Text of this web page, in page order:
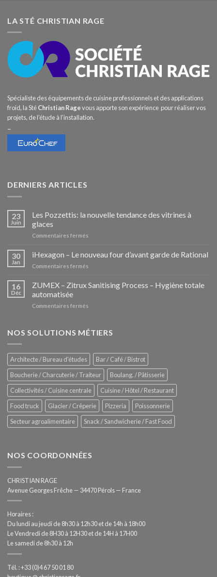
LA STÉ CHRISTIAN RAGE
Spécialiste des équipements de cuisine professionnels et des applications
froid, la StéChristian Ragevous apporte son expérience pour réaliser vos
projets, de l’étude à l’installation.
–
DERNIERS ARTICLES
23
Juin
Les Pozzettis: la nouvelle tendance des vitrines à
glaces
Commentaires fermés
Pozzettis:
la
des
30
Jan
iHexagon – Le nouveau four d’avant garde de Rational
Commentaires fermés
–
Le
de
16
Déc
ZUMEX – Zitrux Sanitising Process – Hygiène totale
automatisée
Commentaires fermés
Zitrux
–
Hygiène
totale
automatisée
NOS SOLUTIONS MÉTIERS
Architecte / Bureau d'études
Bar / Café / Bistrot
Boucherie / Charcuterie / Traiteur
Boulang. / Pâtisserie
Collectivités / Cuisine centrale
Cuisine / Hôtel / Restaurant
Food truck
Glacier / Crêperie Pizzeria
Poissonnerie
Secteur agroalimentaire
Snack / Sandwicherie / Fast Food
NOS COORDONNÉES
CHRISTIAN RAGE
Avenue Georges Frêche — 34470 Pérols — France
Horaires :
Du lundi au jeudi de 8h30 à 12h30 et de 14h à 18h00
Le Vendredi de 8H30 à 12H30 et de 14H à 17H00
Le samedi de 8h30 à 12h
Tél. : +33 (0)4 67 50 01 80